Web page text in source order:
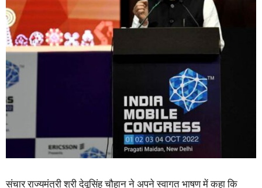
संचार राज्यमंत्री श्री देवूसिंह चौहान ने अपने स्वागत भाषण में कहा कि